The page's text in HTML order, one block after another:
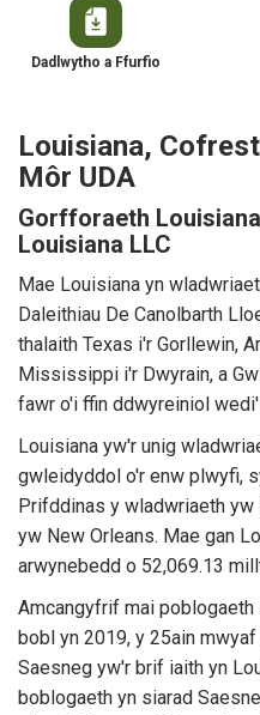
Dadlwytho a Ffurfio
Louisiana,
Môr UDA
Gorfforaeth
Louisiana LLC
Mae Louisiana yn
Daleithiau De Canolbarth
thalaith Texas i'r Gorllewin,
Mississippi i'r Dwyrain, a
fawr o'i ffin ddwyreiniol
Louisiana yw'r unig
gwleidyddol o'r enw plwyfi,
Prifddinas y wladwriaeth yw
yw New Orleans. Mae gan
arwynebedd o 52,069.13
Amcangyfrif mai
bobl yn 2019, y 25ain
Saesneg yw'r brif iaith yn
boblogaeth yn siarad